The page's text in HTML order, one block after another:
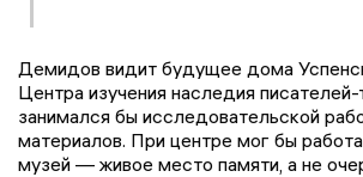
Демидов видит будущее дома
Центра изучения наследия
занимался бы исследовательской
материалов. При центре мог бы
музей — живое место памяти, а не